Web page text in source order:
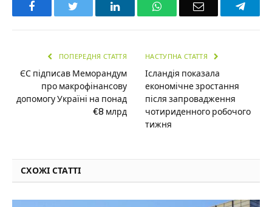
Facebook LinkedInWhatsAppEmail
ПОПЕРЕДНЯ СТАТТЯ
ЄС підписав Меморандум
про макрофінансову
допомогу Україні на понад
€8 млрд
НАСТУПНА СТАТТЯ
Ісландія показала
економічне зростання
після запровадження
чотириденного робочого
тижня
СХОЖІ СТАТТІ